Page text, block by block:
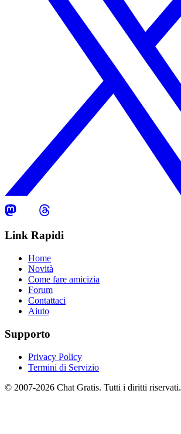
Link Rapidi
Home
Novità
Come fare amicizia
Forum
Contattaci
Aiuto
Supporto
Privacy Policy
Termini di Servizio
© 2007-2026 Chat Gratis. Tutti i diritti riservati.